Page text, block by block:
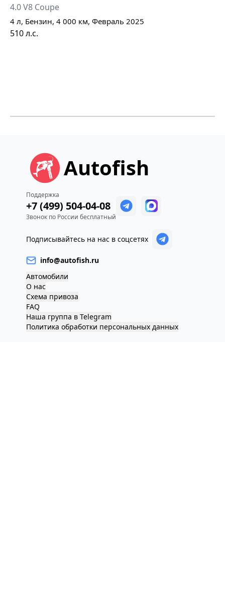
4.0 V8 Coupe
4 л, Бензин, 4 000 км, Февраль 2025
510л.с.
Автомобили
О нас
Схема привоза
FAQ
Наша группа в Telegram
Политика обработки персональных данных
info@autofish.ru
Поддержка
+7 (499) 504-04-08
Звонок по России бесплатный
Подписывайтесь на нас в соцсетях
Autofish